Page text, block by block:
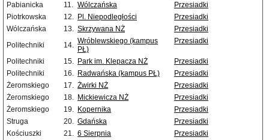
Pabianicka
11. Wólczańska
Przesiadki
Piotrkowska
12. Pl. Niepodległości
Przesiadki
Wólczańska
13. Skrzywana NŻ
Przesiadki
Politechniki
14. Wróblewskiego (kampus
PŁ)
Przesiadki
Politechniki 15. Park im. Klepacza NŻ
Przesiadki
Politechniki
16. Radwańska (kampus PŁ)
Przesiadki
Żeromskiego
17. Żwirki NŻ
Przesiadki
Żeromskiego
18. Mickiewicza NŻ
Przesiadki
Żeromskiego
19. Kopernika
Przesiadki
Struga
20. Gdańska
Przesiadki
Kościuszki
21. 6 Sierpnia
Przesiadki